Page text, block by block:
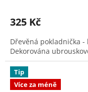
325 Kč
Dřevěná pokladnička -
Dekorována
Tip
Více za méně